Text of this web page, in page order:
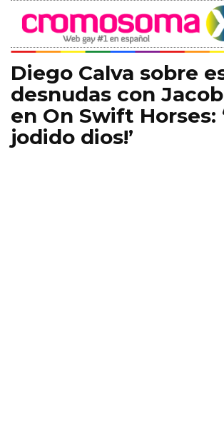
Diego Calva sobre
desnudas con
en On Swift Horses:
jodido dios!’